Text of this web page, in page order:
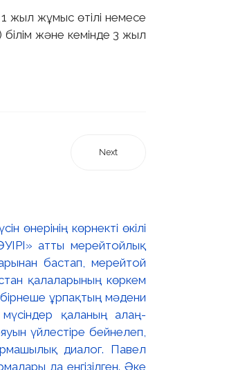
1 жыл жұмыс өтілі немесе
білім және кемінде 3 жыл
Next